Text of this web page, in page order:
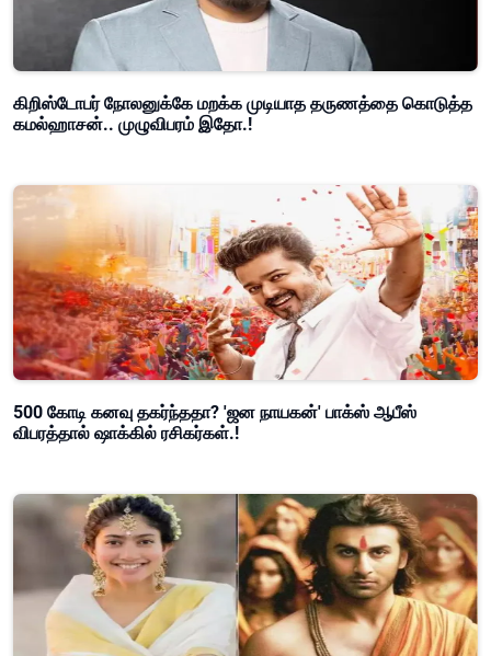
கிறிஸ்டோபர் நோலனுக்கே மறக்க முடியாத தருணத்தை கொடுத்த
கமல்ஹாசன்.. முழுவிபரம் இதோ.!
500 கோடி கனவு தகர்ந்ததா? 'ஜன நாயகன்' பாக்ஸ் ஆபீஸ்
விபரத்தால் ஷாக்கில் ரசிகர்கள்.!